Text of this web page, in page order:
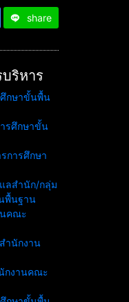
share
บริหาร
กษาขั้นพื้น
รศึกษาขั้น
การศึกษา
ลสำนัก/กลุ่ม
พื้นฐาน
นคณะ
ำนักงาน
กงานคณะ